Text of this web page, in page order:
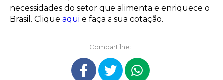
necessidades do setor que alimenta e enriquece o
Brasil. Clique aqui e faça a sua cotação.
Compartilhe: